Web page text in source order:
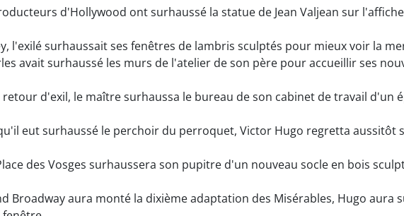
d'Hollywood ont surhaussé la statue de Jean Valjean sur
l'exilé surhaussait ses fenêtres de lambris sculptés pour mieux voir la
avait surhaussé les murs de l'atelier de son père pour accueillir ses
retour d'exil, le maître surhaussa le bureau de son cabinet de travail d'un
eut surhaussé le perchoir du perroquet, Victor Hugo regretta aussitôt
des Vosges surhaussera son pupitre d'un nouveau socle en bois
Broadway aura monté la dixième adaptation des Misérables, Hugo aura